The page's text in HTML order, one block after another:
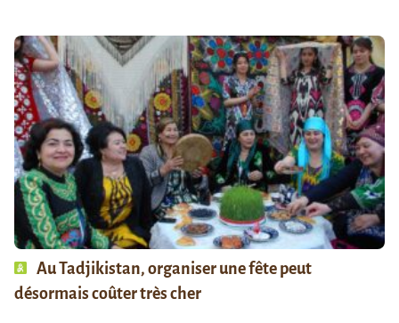
Au Tadjikistan, organiser une fête peut
désormais coûter très cher